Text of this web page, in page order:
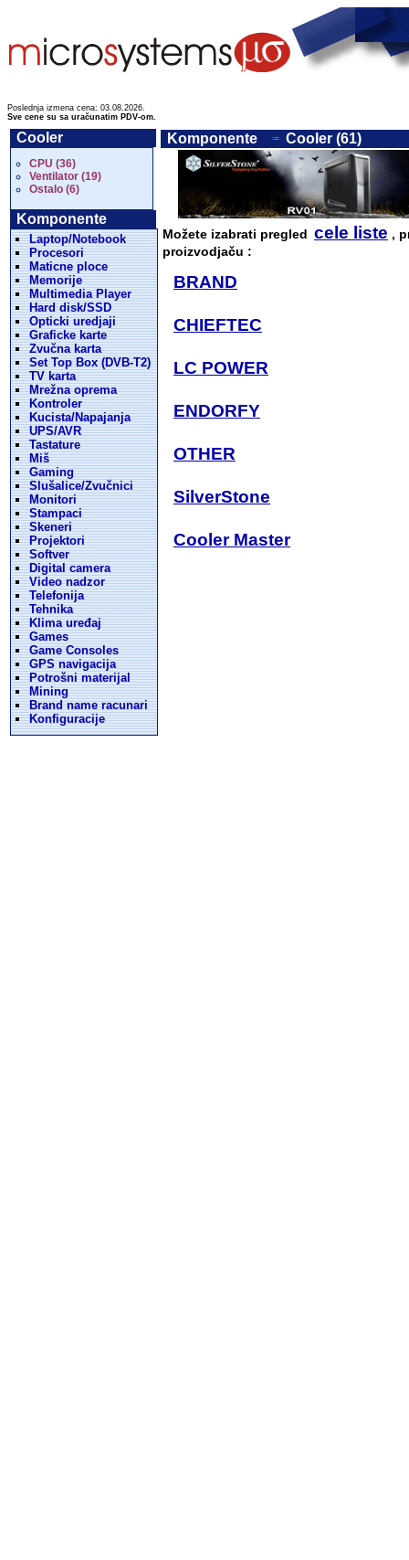
Poslednja izmena cena: 03.08.2026.
Sve cene su sa uračunatim PDV-om.
Cooler
CPU (36)
Ventilator (19)
Ostalo (6)
Komponente
Laptop/Notebook
Procesori
Maticne ploce
Memorije
Multimedia Player
Hard disk/SSD
Opticki uredjaji
Graficke karte
Zvučna karta
Set Top Box (DVB-T2)
TV karta
Mrežna oprema
Kontroler
Kucista/Napajanja
UPS/AVR
Tastature
Miš
Gaming
Slušalice/Zvučnici
Monitori
Stampaci
Skeneri
Projektori
Softver
Digital camera
Video nadzor
Telefonija
Tehnika
Klima uređaj
Games
Game Consoles
GPS navigacija
Potrošni materijal
Mining
Brand name racunari
Konfiguracije
Komponente Cooler (61)
Možete izabrati pregled cele liste ,
proizvodjaču :
BRAND
CHIEFTEC
LC POWER
ENDORFY
OTHER
SilverStone
Cooler Master